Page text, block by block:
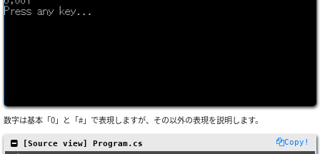
数字は基本「0」と「#」で表現しますが、その以外の表現を説明します。
Copy!
[Source view] Program.cs